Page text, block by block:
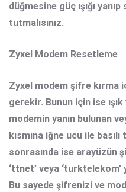
düğmesine güç ışığı
tutmalısınız.
Zyxel Modem Resetleme
Zyxel modem şifre kırma
gerekir. Bunun için ise
modemin yanın bulunan
kısmına iğne ucu ile basılı
sonrasında ise arayüzün
‘ttnet’ veya
Bu sayede şifrenizi ve